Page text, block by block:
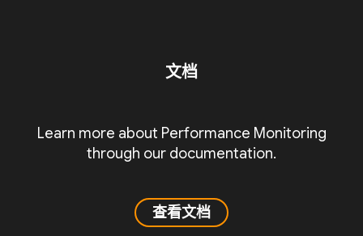
文档
Learn more about Performance Monitoring
through our documentation.
查看文档